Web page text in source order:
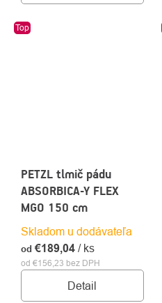
Top
PETZL tlmič pádu
ABSORBICA-Y FLEX
MGO 150 cm
Skladom u dodávateľa
od €156,23 bez DPH
od €189,04 / ks
Detail